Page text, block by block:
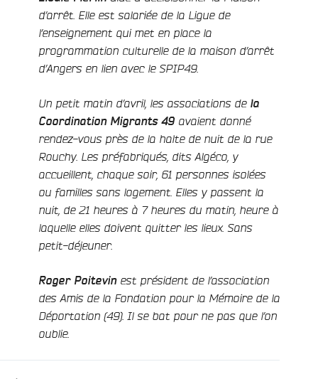
d’arrêt. Elle est salariée de la Ligue de
l’enseignement qui met en place la
programmation culturelle de la maison d’arrêt
d’Angers en lien avec le SPIP49.
Un petit matin d’avril, les associations de la
Coordination Migrants 49avaient donné
rendez-vous près de la halte de nuit de la rue
Rouchy. Les préfabriqués, dits Algéco, y
accueillent, chaque soir, 61 personnes isolées
ou familles sans logement. Elles y passent la
nuit, de 21 heures à 7 heures du matin, heure à
laquelle elles doivent quitter les lieux. Sans
petit-déjeuner.
Roger Poitevinest président de l’association
des Amis de la Fondation pour la Mémoire de la
Déportation (49). Il se bat pour ne pas que l’on
oublie.